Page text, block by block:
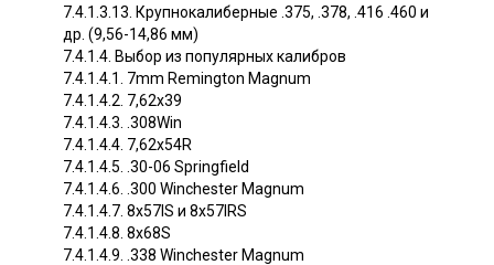
7.4.1.3.13. Крупнокалиберные .375, .378, .416 .460 и
др. (9,56-14,86 мм)
7.4.1.4. Выбор из популярных калибров
7.4.1.4.1. 7mm Remington Magnum
7.4.1.4.2. 7,62x39
7.4.1.4.3. .308Win
7.4.1.4.4. 7,62x54R
7.4.1.4.5. .30-06 Springfield
7.4.1.4.6. .300 Winchester Magnum
7.4.1.4.7. 8x57IS и 8x57IRS
7.4.1.4.8. 8x68S
7.4.1.4.9. .338 Winchester Magnum